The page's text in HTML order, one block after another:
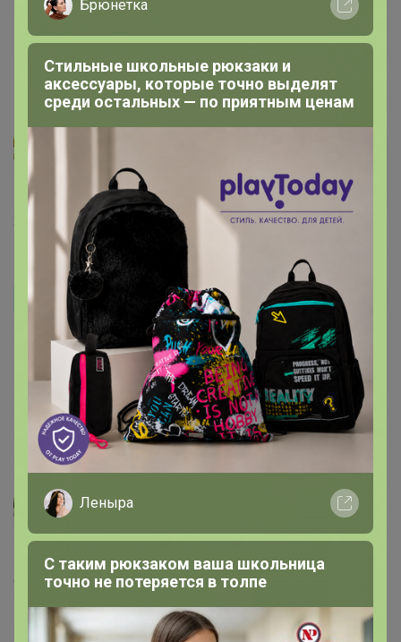
Заказывала маме на пробу, она пришла в восторг,
теперь будем заказывать. Спасибо! :-)
13 мая, 2021 20:56
Очень понравился. Прекрасный вкус
24 февраля, 2021 20:20
Аля_К Автор уже получил заказ!
Упаковка как раз для пробы. Готовили в автомате.
Кофе без кислинки. Выраженный привкус шоколада с
орехом. Хорош без всяких добавок. Пошла
заказывать кг.
7 февраля, 2021 14:15
Irina1976
Согласна 👇
6 января, 2021 23:28
Брюнетка
Стильные школьные рюкзаки и
аксессуары, которые точно выделят
среди остальных — по приятным ценам
Леныра
С таким рюкзаком ваша школьница
точно не потеряется в толпе